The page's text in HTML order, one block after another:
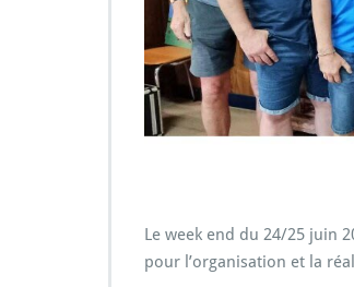
Le week end du 24/25 juin
pour l’organisation et la